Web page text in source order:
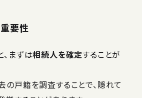
要性
まずは相続人を確定することが
の戸籍を調査することで、隠れて